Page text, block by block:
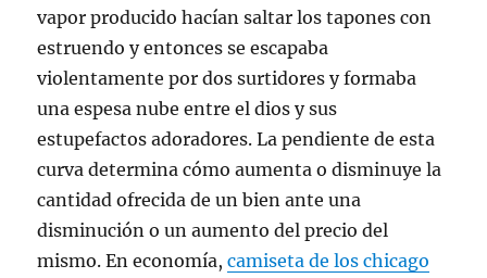
vapor producido hacían saltar los tapones con
estruendo y entonces se escapaba
violentamente por dos surtidores y formaba
una espesa nube entre el dios y sus
estupefactos adoradores. La pendiente de esta
curva determina cómo aumenta o disminuye la
cantidad ofrecida de un bien ante una
disminución o un aumento del precio del
mismo. En economía,camiseta de los chicago